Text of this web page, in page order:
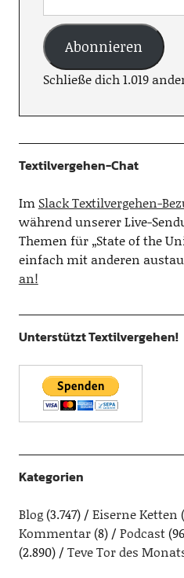
Abonnieren
Schließe dich 1.019
Textilvergehen-Chat
Im Slack Textilvergehen-
während unserer Live-
Themen für „State of the
einfach mit anderen
an!
Unterstützt Textilvergehen!
Kategorien
Blog(3.747) Eiserne Ketten
Kommentar(8) Podcast
(2.890)
Teve Tor des